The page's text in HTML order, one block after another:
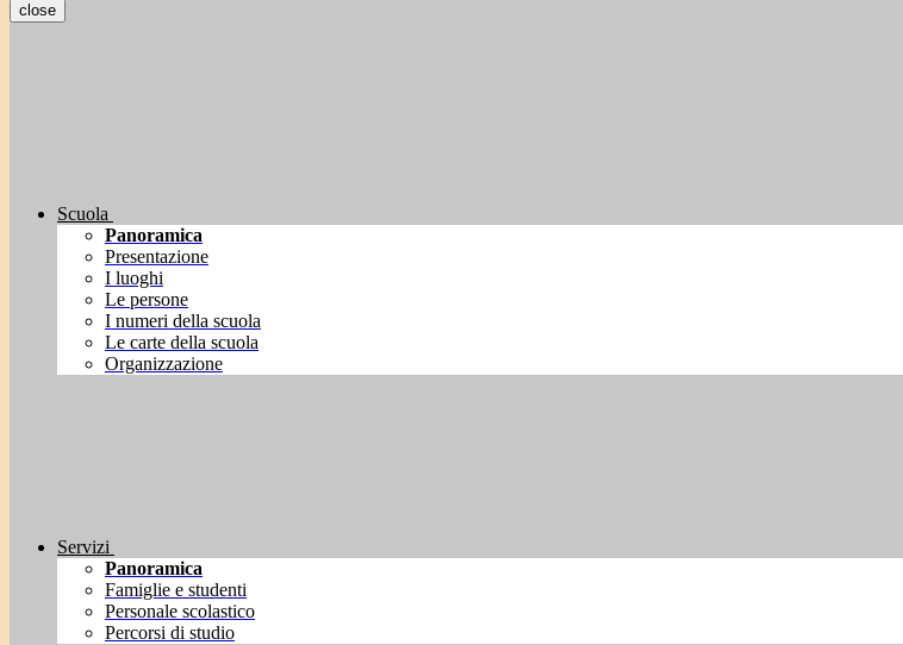
close
Scuola
Panoramica
Presentazione
I luoghi
Le persone
I numeri della scuola
Le carte della scuola
Organizzazione
Servizi
Panoramica
Famiglie e studenti
Personale scolastico
Percorsi di studio